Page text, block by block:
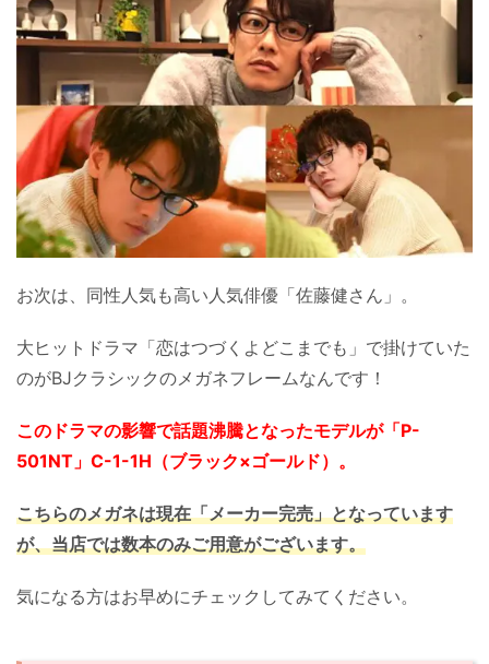
お次は、同性人気も高い人気俳優「佐藤健さん」。
大ヒットドラマ「恋はつづくよどこまでも」で掛けていた
のがBJクラシックのメガネフレームなんです！
このドラマの影響で話題沸騰となったモデルが「P-
501NT」C-1-1H（ブラック×ゴールド）。
こちらのメガネは現在「メーカー完売」となっています
が、当店では数本のみご用意がございます。
気になる方はお早めにチェックしてみてください。